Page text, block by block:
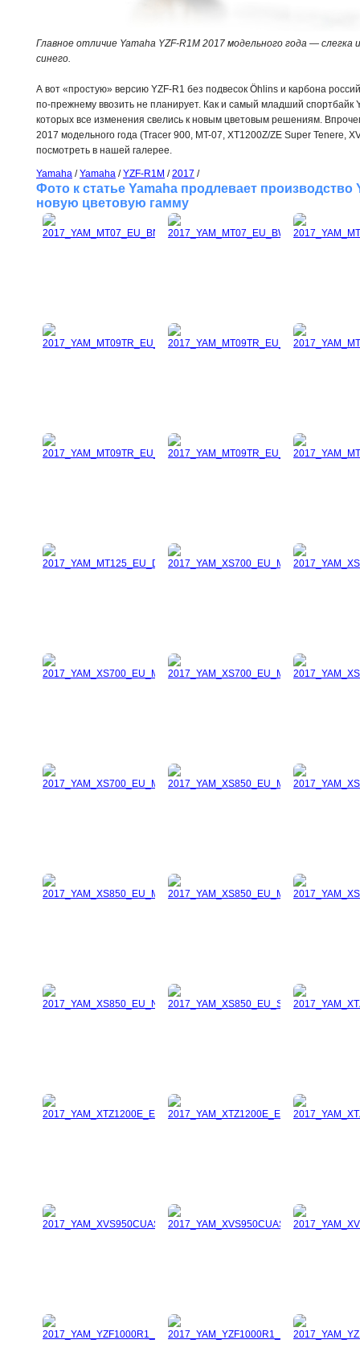
Главное отличие Yamaha YZF-R1M 2017 модельного года —
синего.
А вот «простую» версию YZF-R1 без подвесок Öhlins и карбона
по-прежнему ввозить не планирует. Как и самый младший спортбайк
которых все изменения свелись к новым цветовым решениям.
2017 модельного года (Tracer 900, MT-07, XT1200Z/ZE Super Tenere,
посмотреть в нашей галерее.
Yamaha /Yamaha /YZF-R1M /2017 /
Фото к статье Yamaha продлевает производство
новую цветовую гамму